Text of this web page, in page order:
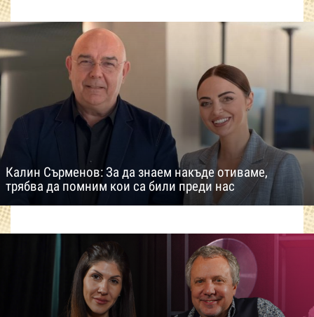
Калин Сърменов: За да знаем накъде отиваме,
трябва да помним кои са били преди нас